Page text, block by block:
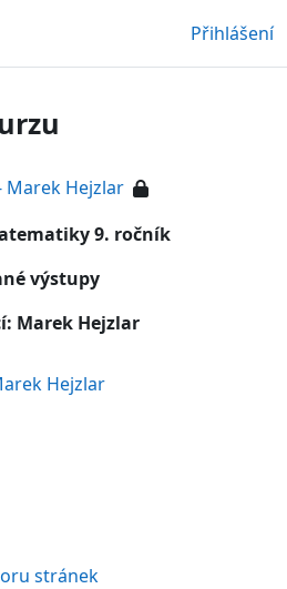
Přihlášení
Marek Hejzlar
9. ročník
výstupy
Marek Hejzlar
Hejzlar
stránek